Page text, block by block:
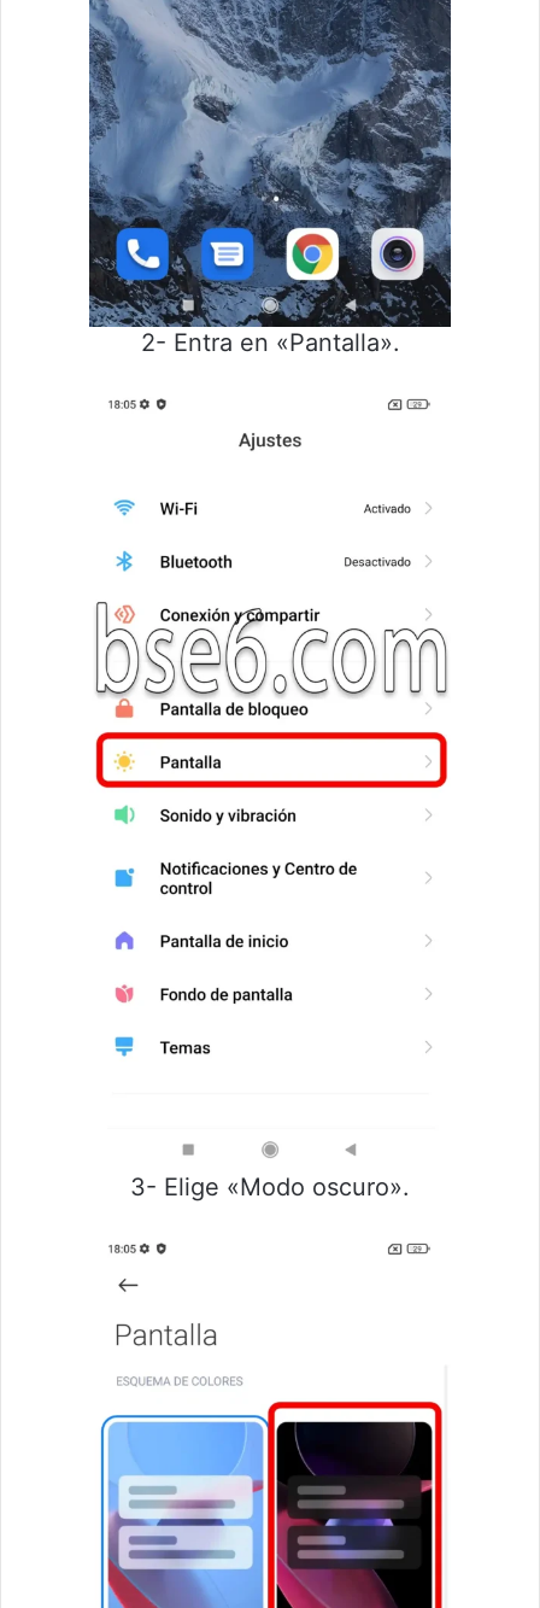
2- Entra en «Pantalla».
3- Elige «Modo oscuro».